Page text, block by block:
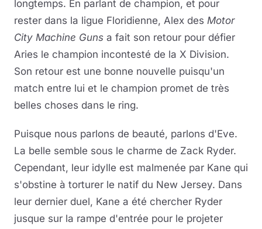
longtemps. En parlant de champion, et pour
rester dans la ligue Floridienne, Alex des Motor
City Machine Guns a fait son retour pour défier
Aries le champion incontesté de la X Division.
Son retour est une bonne nouvelle puisqu'un
match entre lui et le champion promet de très
belles choses dans le ring.
Puisque nous parlons de beauté, parlons d'Eve.
La belle semble sous le charme de Zack Ryder.
Cependant, leur idylle est malmenée par Kane qui
s'obstine à torturer le natif du New Jersey. Dans
leur dernier duel, Kane a été chercher Ryder
jusque sur la rampe d'entrée pour le projeter